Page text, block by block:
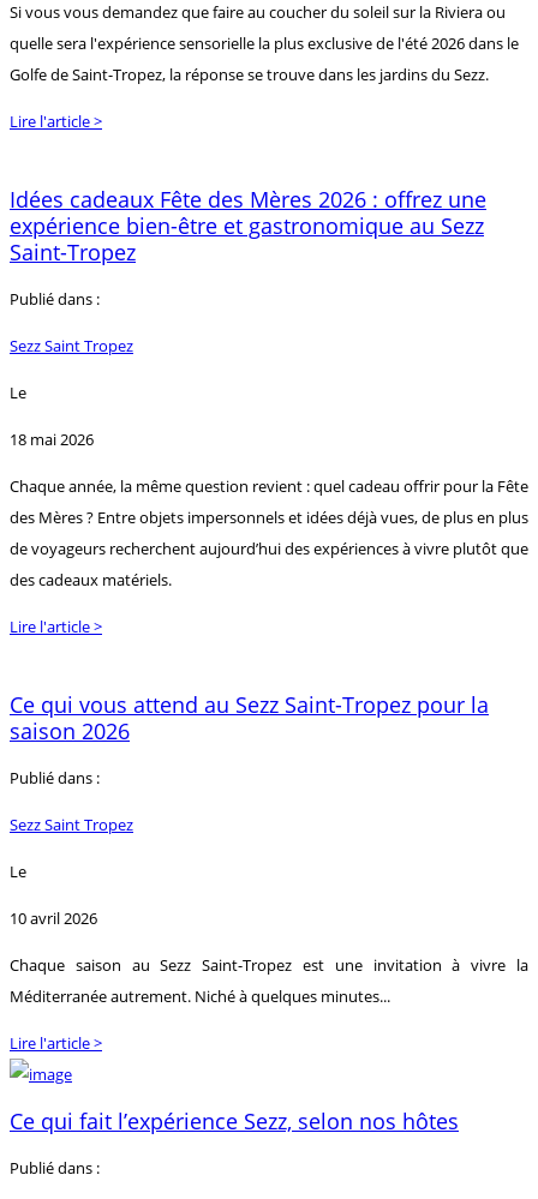
Si vous vous demandez que faire au coucher du soleil sur la Riviera ou
quelle sera l'expérience sensorielle la plus exclusive de l'été 2026 dans le
Golfe de Saint-Tropez, la réponse se trouve dans les jardins du Sezz.
Lire l'article >
Idées cadeaux Fête des Mères 2026 : offrez une
expérience bien-être et gastronomique au Sezz
Saint-Tropez
Publié dans :
Sezz Saint Tropez
Le
18 mai 2026
Chaque année, la même question revient : quel cadeau offrir pour la Fête
des Mères ? Entre objets impersonnels et idées déjà vues, de plus en plus
de voyageurs recherchent aujourd’hui des expériences à vivre plutôt que
des cadeaux matériels.
Lire l'article >
Ce qui vous attend au Sezz Saint-Tropez pour la
saison 2026
Publié dans :
Sezz Saint Tropez
Le
10 avril 2026
Chaque saison au Sezz Saint-Tropez est une invitation à vivre la
Méditerranée autrement. Niché à quelques minutes...
Lire l'article >
Ce qui fait l’expérience Sezz, selon nos hôtes
Publié dans :